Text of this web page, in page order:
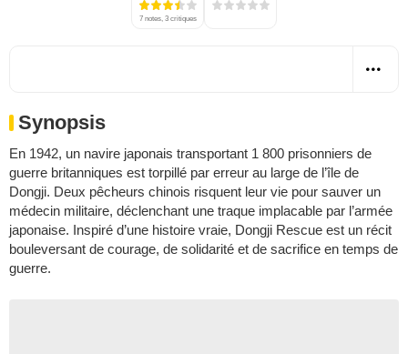
7 notes, 3 critiques
Synopsis
En 1942, un navire japonais transportant 1 800 prisonniers de
guerre britanniques est torpillé par erreur au large de l’île de
Dongji. Deux pêcheurs chinois risquent leur vie pour sauver un
médecin militaire, déclenchant une traque implacable par l’armée
japonaise. Inspiré d’une histoire vraie, Dongji Rescue est un récit
bouleversant de courage, de solidarité et de sacrifice en temps de
guerre.